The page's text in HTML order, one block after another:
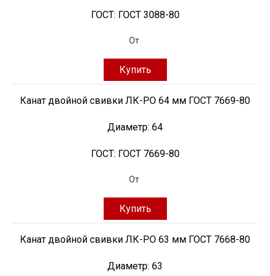
ГОСТ: ГОСТ 3088-80
От
Купить
Канат двойной свивки ЛК-РО 64 мм ГОСТ 7669-80
Диаметр: 64
ГОСТ: ГОСТ 7669-80
От
Купить
Канат двойной свивки ЛК-РО 63 мм ГОСТ 7668-80
Диаметр: 63